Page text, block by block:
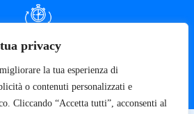
privacy
la tua esperienza di
o contenuti personalizzati e
Cliccando “Accetta tutti”, acconsenti al
SLA
TECNICHE